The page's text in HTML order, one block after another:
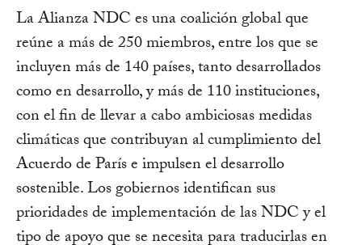
La Alianza NDC es una coalición global que
reúne a más de 250 miembros, entre los que se
incluyen más de 140 países, tanto desarrollados
como en desarrollo, y más de 110 instituciones,
con el fin de llevar a cabo ambiciosas medidas
climáticas que contribuyan al cumplimiento del
Acuerdo de París e impulsen el desarrollo
sostenible. Los gobiernos identifican sus
prioridades de implementación de las NDC y el
tipo de apoyo que se necesita para traducirlas en